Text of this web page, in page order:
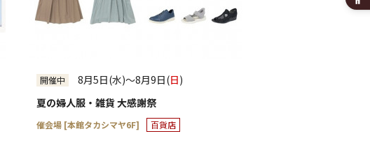
開催中 8月5日(水)～8月9日(日)
夏の婦人服・雑貨 大感謝祭
催会場 [本館タカシマヤ6F] 百貨店